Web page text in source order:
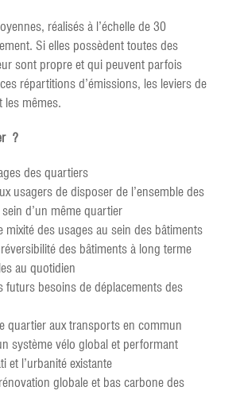
réalisés à l’échelle de 30
Si elles possèdent toutes des
sont propre et qui peuvent parfois
répartitions d’émissions, les leviers de
les mêmes.
?
des quartiers
usagers de disposer de l’ensemble des
d’un même quartier
mixité des usages au sein des bâtiments
des bâtiments à long terme
au quotidien
futurs besoins de déplacements des
quartier aux transports en commun
système vélo global et performant
et l’urbanité existante
globale et bas carbone des